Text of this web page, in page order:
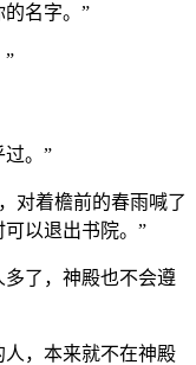
名字。”
”
过。”
对着檐前的春雨喊了
以退出书院。”
多了，神殿也不会遵
人，本来就不在神殿